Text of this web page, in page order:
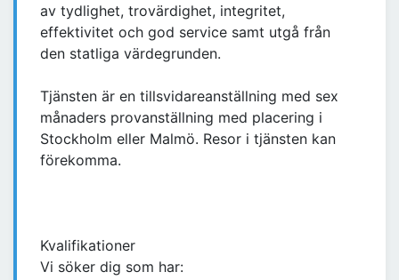
av tydlighet, trovärdighet, integritet,
effektivitet och god service samt utgå från
den statliga värdegrunden.
Tjänsten är en tillsvidareanställning med sex
månaders provanställning med placering i
Stockholm eller Malmö. Resor i tjänsten kan
förekomma.
Kvalifikationer
Vi söker dig som har: